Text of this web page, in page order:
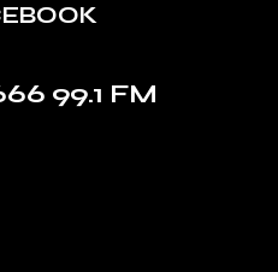
99.1 FM